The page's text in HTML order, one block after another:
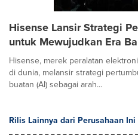
Hisense Lansir Strategi
untuk Mewujudkan Era
Hisense, merek peralatan
di dunia, melansir strategi
buatan (AI) sebagai arah...
Rilis Lainnya dari Perusahaan Ini